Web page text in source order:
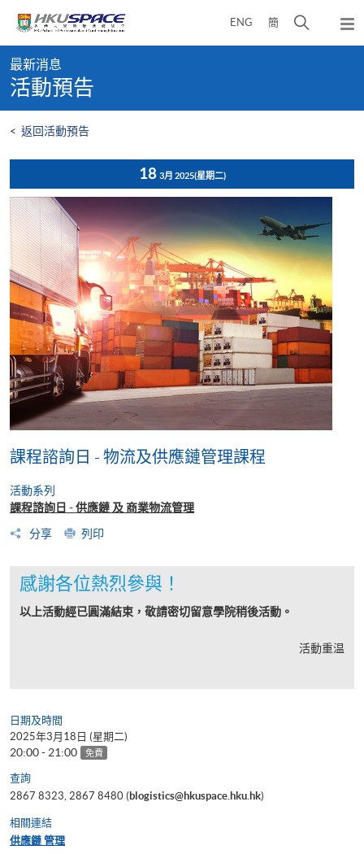
content
ENG 簡
開
彈
出
content
start
最新消息
活動預告
< 返回活動預告
18 3月 2025(星期二)
課程諮詢日 - 物流及供應鏈管理課程
活動系列
課程諮詢日 - 供應鏈 及 商業物流管理
分享
列印
感謝各位熱烈參與！
以上活動經已圓滿結束，敬請密切留意學院稍後活動。
活動重温
日期及時間
2025年3月18日 (星期二)
20:00 - 21:00 免費
查詢
2867 8323, 2867 8480 (blogistics@hkuspace.hku.hk)
相關連結
供應鏈 管理